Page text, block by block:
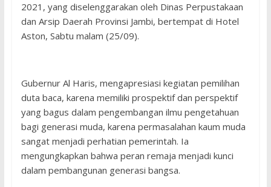
2021, yang diselenggarakan oleh Dinas Perpustakaan
dan Arsip Daerah Provinsi Jambi, bertempat di Hotel
Aston, Sabtu malam (25/09).
Gubernur Al Haris, mengapresiasi kegiatan pemilihan
duta baca, karena memiliki prospektif dan perspektif
yang bagus dalam pengembangan ilmu pengetahuan
bagi generasi muda, karena permasalahan kaum muda
sangat menjadi perhatian pemerintah. Ia
mengungkapkan bahwa peran remaja menjadi kunci
dalam pembangunan generasi bangsa.